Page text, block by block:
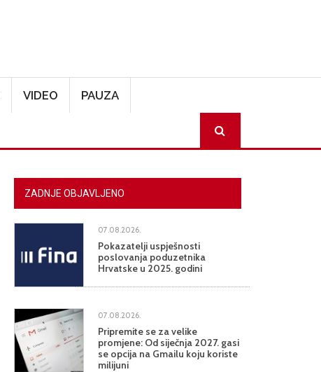
VIDEO PAUZA
ZADNJE OBJAVLJENO
07.08.2026.
Pokazatelji uspješnosti
poslovanja poduzetnika
Hrvatske u 2025. godini
07.08.2026.
Pripremite se za velike
promjene: Od siječnja 2027. gasi
se opcija na Gmailu koju koriste
milijuni